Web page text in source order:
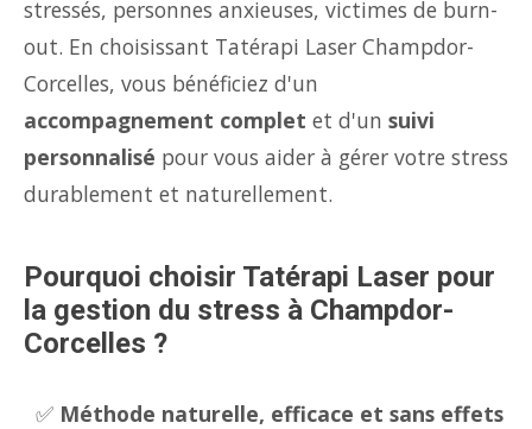
stressés, personnes anxieuses, victimes de burn-
out. En choisissant Tatérapi Laser Champdor-
Corcelles, vous bénéficiez d'un
accompagnement complet et d'un suivi
personnalisé pour vous aider à gérer votre stress
durablement et naturellement.
Pourquoi choisir Tatérapi Laser pour
la gestion du stress à Champdor-
Corcelles ?
✅ Méthode naturelle, efficace et sans effets